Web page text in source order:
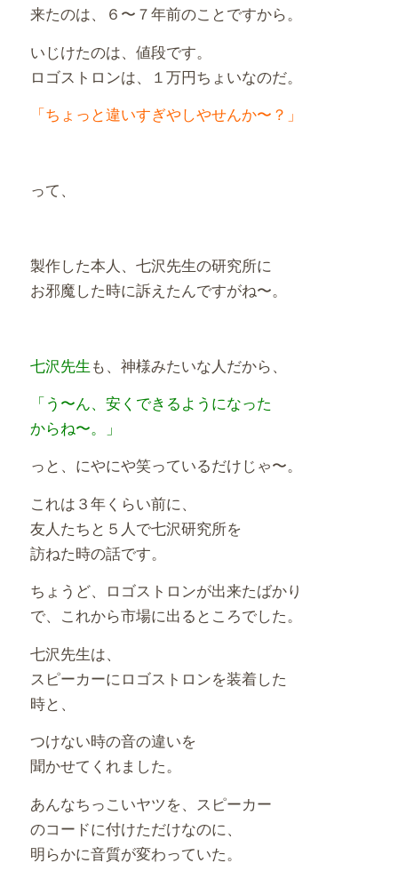
来たのは、６〜７年前のことですから。
いじけたのは、値段です。
ロゴストロンは、１万円ちょいなのだ。
「ちょっと違いすぎやしやせんか〜？」
って、
製作した本人、七沢先生の研究所に
お邪魔した時に訴えたんですがね〜。
七沢先生 も、神様みたいな人だから、
「う〜ん、安くできるようになった
からね〜。」
っと、にやにや笑っているだけじゃ〜。
これは３年くらい前に、
友人たちと５人で七沢研究所を
訪ねた時の話です。
ちょうど、ロゴストロンが出来たばかり
で、これから市場に出るところでした。
七沢先生は、
スピーカーにロゴストロンを装着した
時と、
つけない時の音の違いを
聞かせてくれました。
あんなちっこいヤツを、スピーカー
のコードに付けただけなのに、
明らかに音質が変わっていた。